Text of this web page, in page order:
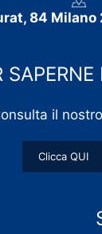
84 Milano
SAPERNE
il
Clicca QUI